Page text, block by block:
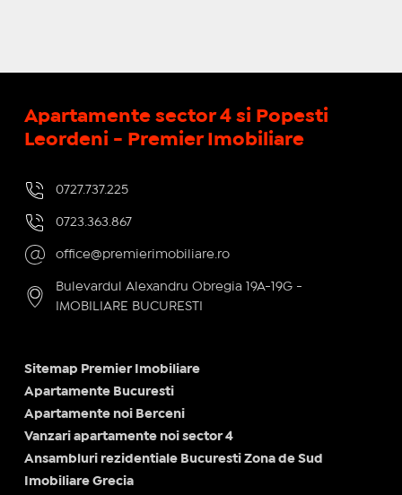
Apartamente sector 4 si Popesti
Leordeni - Premier Imobiliare
0727.737.225
0723.363.867
office@premierimobiliare.ro
Bulevardul Alexandru Obregia 19A-19G -
IMOBILIARE BUCURESTI
Sitemap Premier Imobiliare
Apartamente Bucuresti
Apartamente noi Berceni
Vanzari apartamente noi sector 4
Ansambluri rezidentiale Bucuresti Zona de Sud
Imobiliare Grecia